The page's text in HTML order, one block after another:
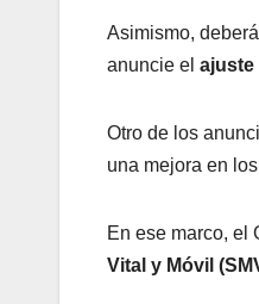
Asimismo,
anuncie el ajuste
Otro de los
una mejora en
En ese marco, el
Vital y Móvil